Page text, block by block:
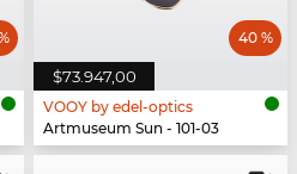
$73.947,00
40 %
VOOY by edel-optics
Artmuseum Sun - 101-03